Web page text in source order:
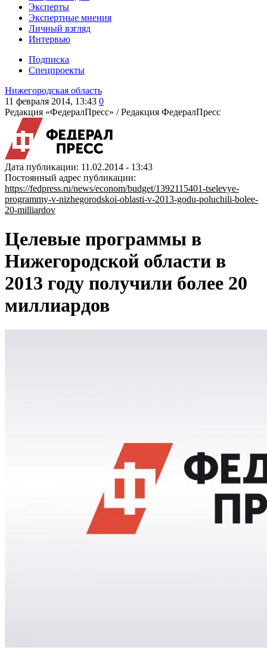
Эксперты
Экспертные мнения
Личный взгляд
Интервью
Подписка
Спецпроекты
Нижегородская область
11 февраля 2014, 13:43 0
Редакция «ФедералПресс» /Редакция ФедералПресс
Дата публикации: 11.02.2014 - 13:43
Постоянный адрес публикации:
https://fedpress.ru/news/econom/budget/1392115401-tselevye-
programmy-v-nizhegorodskoi-oblasti-v-2013-godu-poluchili-bolee-
20-milliardov
Целевые программы в
Нижегородской области в
2013 году получили более 20
миллиардов